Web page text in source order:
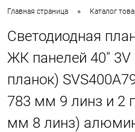
Главная страница • Каталог
Светодиодная
ЖК панелей 40" 3V
планок)
783 мм 9 линз и 2
мм 8 линз)